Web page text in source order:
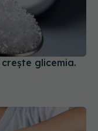
glicemia.